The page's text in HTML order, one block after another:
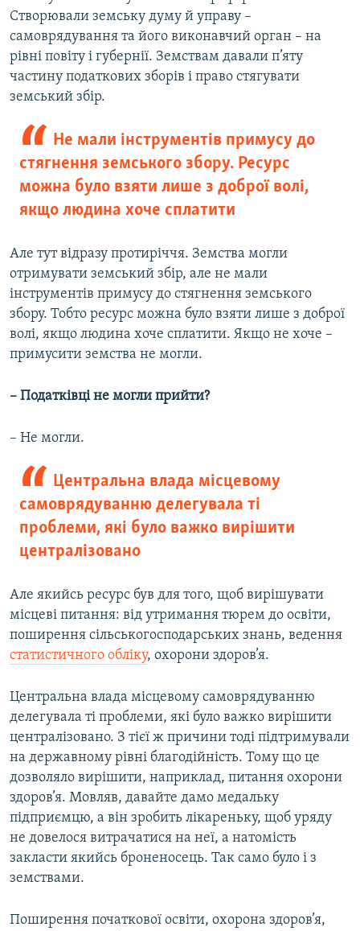
Створювали земську думу й управу –
самоврядування та його виконавчий орган – на
рівні повіту і губернії. Земствам давали п’яту
частину податкових зборів і право стягувати
земський збір.
Не мали інструментів примусу до
стягнення земського збору. Ресурс
можна було взяти лише з доброї волі,
якщо людина хоче сплатити
Але тут відразу протиріччя. Земства могли
отримувати земський збір, але не мали
інструментів примусу до стягнення земського
збору. Тобто ресурс можна було взяти лише з доброї
волі, якщо людина хоче сплатити. Якщо не хоче –
примусити земства не могли.
– Податківці не могли прийти?
– Не могли.
Центральна влада місцевому
самоврядуванню делегувала ті
проблеми, які було важко вирішити
централізовано
Але якийсь ресурс був для того, щоб вирішувати
місцеві питання: від утримання тюрем до освіти,
поширення сільськогосподарських знань, ведення
статистичного обліку, охорони здоров’я.
Центральна влада місцевому самоврядуванню
делегувала ті проблеми, які було важко вирішити
централізовано. З тієї ж причини тоді підтримували
на державному рівні благодійність. Тому що це
дозволяло вирішити, наприклад, питання охорони
здоров’я. Мовляв, давайте дамо медальку
підприємцю, а він зробить лікареньку, щоб уряду
не довелося витрачатися на неї, а натомість
закласти якийсь броненосець. Так само було і з
земствами.
Поширення початкової освіти, охорона здоров’я,